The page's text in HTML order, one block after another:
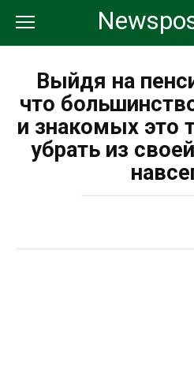
контенту
Выйдя на
что
и знакомых это
убрать из